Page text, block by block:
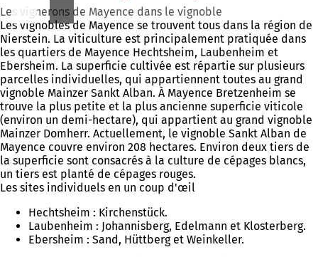
Les vignerons de Mayence dans le vignoble
Les vignobles de Mayence se trouvent tous dans la région de
Nierstein. La viticulture est principalement pratiquée dans
les quartiers de Mayence Hechtsheim, Laubenheim et
Ebersheim. La superficie cultivée est répartie sur plusieurs
parcelles individuelles, qui appartiennent toutes au grand
vignoble Mainzer Sankt Alban. À Mayence Bretzenheim se
trouve la plus petite et la plus ancienne superficie viticole
(environ un demi-hectare), qui appartient au grand vignoble
Mainzer Domherr. Actuellement, le vignoble Sankt Alban de
Mayence couvre environ 208 hectares. Environ deux tiers de
la superficie sont consacrés à la culture de cépages blancs,
un tiers est planté de cépages rouges.
Les sites individuels en un coup d'œil
Hechtsheim : Kirchenstück.
Laubenheim : Johannisberg, Edelmann et Klosterberg.
Ebersheim : Sand, Hüttberg et Weinkeller.